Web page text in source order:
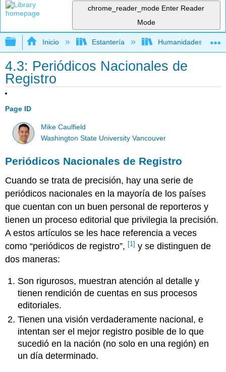
chrome_reader_mode Enter Reader
Mode
Expandir/contraer jerarquía global
Inicio Estantería Humanidades
4.3: Periódicos Nacionales de
Registro
Page ID
Mike Caulfield
Washington State University Vancouver
Periódicos Nacionales de Registro
Cuando se trata de precisión, hay una serie de
periódicos nacionales en la mayoría de los países
que cuentan con un buen personal de reporteros y
tienen un proceso editorial que privilegia la precisión.
A estos artículos se les hace referencia a veces
como “periódicos de registro”, [1] y se distinguen de
dos maneras:
Son rigurosos, muestran atención al detalle y
tienen rendición de cuentas en sus procesos
editoriales.
Tienen una visión verdaderamente nacional, e
intentan ser el mejor registro posible de lo que
sucedió en la nación (no solo en una región) en
un día determinado.